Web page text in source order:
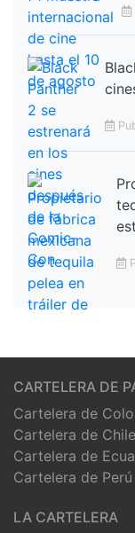
CARTELERA DE
Cartelera de
Cartelera de Chile
Cartelera de
Cartelera de Perú
LA CARTELERA